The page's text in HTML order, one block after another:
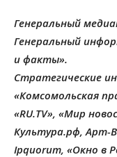
Генеральный
Генеральный
и факты».
Стратегические
«Комсомольская
«RU.TV», «Мир
Культура.рф, Арт-
Ipquorum, «Окно в